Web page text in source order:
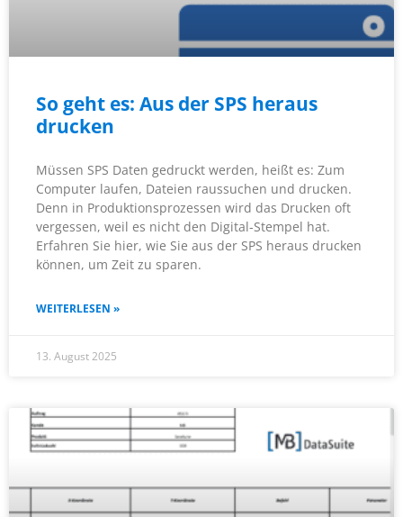
So geht es: Aus der SPS heraus
drucken
Müssen SPS Daten gedruckt werden, heißt es: Zum
Computer laufen, Dateien raussuchen und drucken.
Denn in Produktionsprozessen wird das Drucken oft
vergessen, weil es nicht den Digital-Stempel hat.
Erfahren Sie hier, wie Sie aus der SPS heraus drucken
können, um Zeit zu sparen.
WEITERLESEN »
13. August 2025